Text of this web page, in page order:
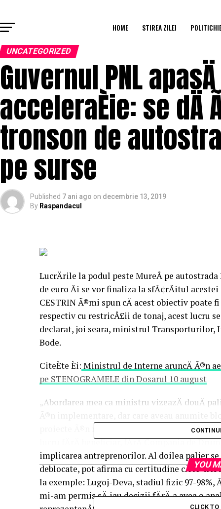
HOME STIREA ZILEI
UNCATEGORIZED
Guvernul PNL
acceleraÈie: se dÄ
tronson de
pe surse
Published 7 ani ago on decembrie 13, 2019
By Raspandacul
LucrÄrile la podul peste MureÅ pe
de euro Åi se vor finaliza la sfÃ¢rÅitul acestei
CESTRIN Ã®mi spun cÄ acest obiectiv poate
respectiv cu restricÅ£ii de tonaj, acest lucru
declarat, joi seara, ministrul Transporturilor,
Bode.
CiteÈte Èi: Ministrul de Interne aruncÄ Ã®n
pe STENOGRAMELE din Dosarul 10 august
„Abordarea mea ca ministru vizeazÄ douÄ
proiecte Ã®n mandatul meu Åi o sÄ vÄ dau
lucru fÄrÄ beneficiar, fÄrÄ Compania de
implicarea antreprenorilor. Al doilea palier se
deblocate, pot afirma cu certitudine cÄ Ã®n
la exemple: Lugoj-Deva, stadiul fizic 97-98%,
mi-am permis sÄ iau decizii fÄrÄ a avea o
YOU
CLICK